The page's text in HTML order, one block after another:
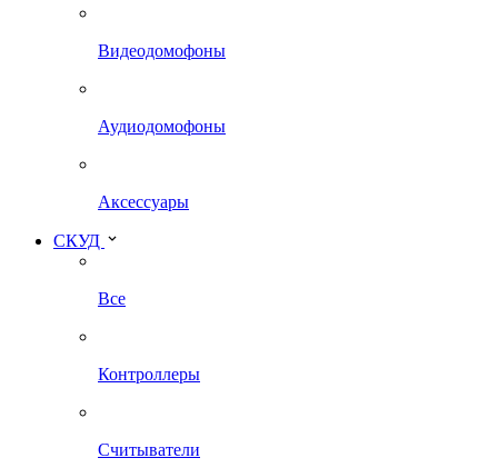
Видеодомофоны
Аудиодомофоны
Аксессуары
СКУД
Все
Контроллеры
Считыватели